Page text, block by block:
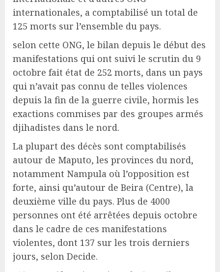
internationales, a comptabilisé un total de
125 morts sur l’ensemble du pays.
selon cette ONG, le bilan depuis le début des
manifestations qui ont suivi le scrutin du 9
octobre fait état de 252 morts, dans un pays
qui n’avait pas connu de telles violences
depuis la fin de la guerre civile, hormis les
exactions commises par des groupes armés
djihadistes dans le nord.
La plupart des décès sont comptabilisés
autour de Maputo, les provinces du nord,
notamment Nampula où l’opposition est
forte, ainsi qu’autour de Beira (Centre), la
deuxième ville du pays. Plus de 4000
personnes ont été arrêtées depuis octobre
dans le cadre de ces manifestations
violentes, dont 137 sur les trois derniers
jours, selon Decide.